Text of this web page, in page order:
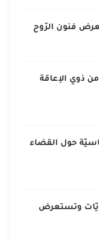
فنون الرّوح
ذوي الإعاقة
حول القضاء
وتستعرض